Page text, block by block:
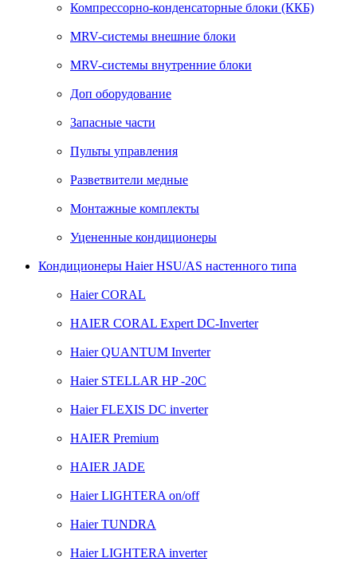
Компрессорно-конденсаторные блоки (ККБ)
MRV-системы внешние блоки
MRV-системы внутренние блоки
Доп оборудование
Запасные части
Пульты управления
Разветвители медные
Монтажные комплекты
Уцененные кондиционеры
Кондиционеры Haier HSU/AS настенного типа
Haier CORAL
HAIER CORAL Expert DC-Inverter
Haier QUANTUM Inverter
Haier STELLAR HP -20C
Haier FLEXIS DC inverter
HAIER Premium
HAIER JADE
Haier LIGHTERA on/off
Haier TUNDRA
Haier LIGHTERA inverter